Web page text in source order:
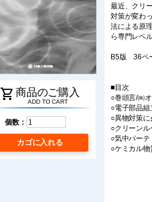
shopping_cart 商品のご購入
ADD TO CART
個数：
カゴに入れる
最近、クリ
対策が変わ
法による原
ら専門レベ
B5版 36ペ
■目次
○巻頭言/㈱
○電子部品
○異物対策
○クリーン
○気中パー
○ケミカル